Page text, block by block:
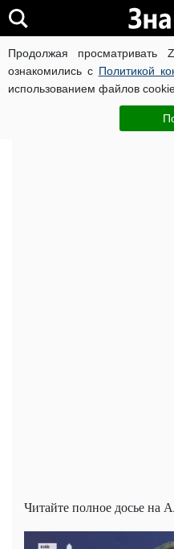
Продолжая просматривать
ознакомились с Политикой
использованием файлов
Главная Досье
Александр Петрович
компромат, доходы
Читайте полное досье на